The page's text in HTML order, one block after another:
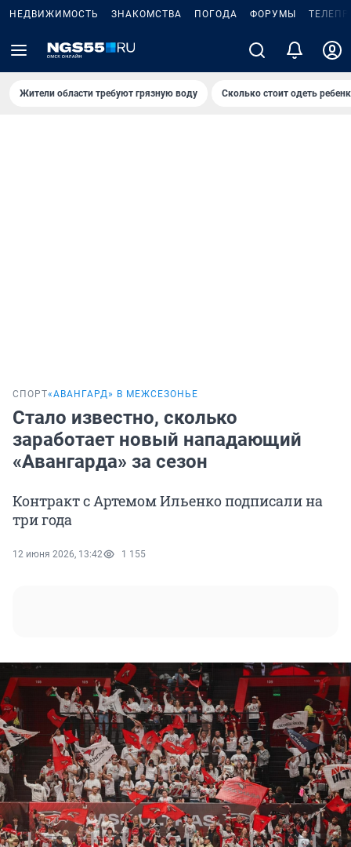
НЕДВИЖИМОСТЬ ЗНАКОМСТВА ПОГОДА ФОРУМЫ
Жители области требуют грязную воду Сколько стоит одеть
СПОРТ«АВАНГАРД» В МЕЖСЕЗОНЬЕ
Стало известно, сколько
заработает новый нападающий
«Авангарда» за сезон
Контракт с Артемом Ильенко подписали на
три года
12 июня 2026, 13:42 1 155